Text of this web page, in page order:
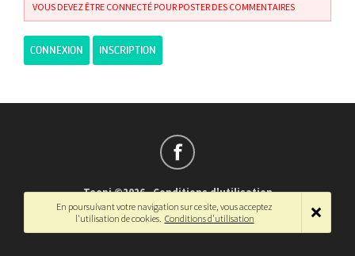
VOUS DEVEZ ÊTRE CONNECTÉ POUR POSTER DES COMMENTAIRES
CONNEXION INSCRIPTION
Teepi ©2026-Conditions d'utilisation
Français-English
En poursuivant votre navigation sur ce site, vous acceptez
l'utilisation de cookies. Conditions d'utilisation